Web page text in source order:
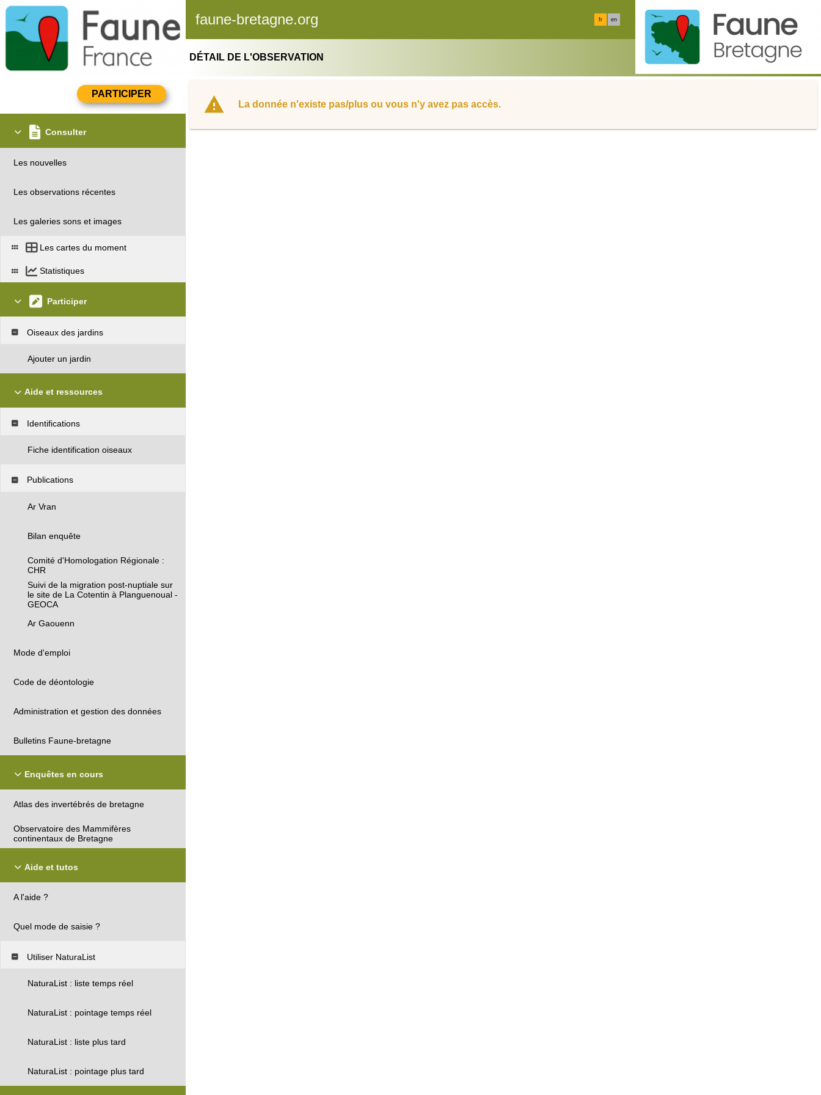
faune-bretagne.org fr en
Consulter
Les nouvelles
Les observations récentes
Les galeries sons et images
Les cartes du moment
Statistiques
Participer
Oiseaux des jardins
Ajouter un jardin
Aide et ressources
Identifications
Fiche identification oiseaux
Publications
Ar Vran
Bilan enquête
Comité d'Homologation Régionale :
CHR
Suivi de la migration post-nuptiale sur
le site de La Cotentin à Planguenoual -
GEOCA
Ar Gaouenn
Mode d'emploi
Code de déontologie
Administration et gestion des données
Bulletins Faune-bretagne
Enquêtes en cours
Atlas des invertébrés de bretagne
Observatoire des Mammifères
continentaux de Bretagne
Aide et tutos
A l'aide ?
Quel mode de saisie ?
Utiliser NaturaList
NaturaList : liste temps réel
NaturaList : pointage temps réel
NaturaList : liste plus tard
NaturaList : pointage plus tard
DÉTAIL DE L'OBSERVATION
La donnée n'existe pas/plus ou vous n'y avez pas accès.